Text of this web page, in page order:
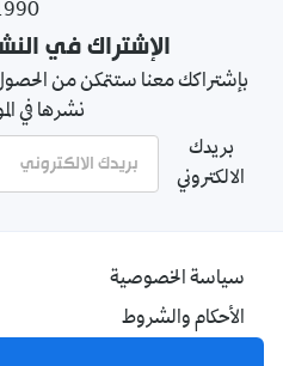
الإشتراك في
بإشتراكك معنا ستتمكن من الحصول
نشرها في
بريدك
الالكتروني
سياسة الخصوصية
الأحكام والشروط